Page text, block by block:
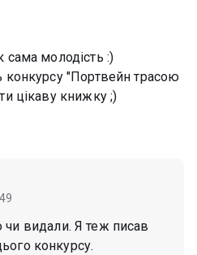
молодість :)
конкурсу "Портвейн трасою
цікаву книжку ;)
чи видали. Я теж писав
конкурсу.